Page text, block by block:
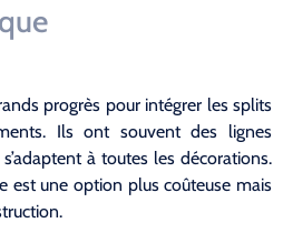
progrès pour intégrer les splits
Ils ont souvent des lignes
à toutes les décorations.
est une option plus coûteuse mais